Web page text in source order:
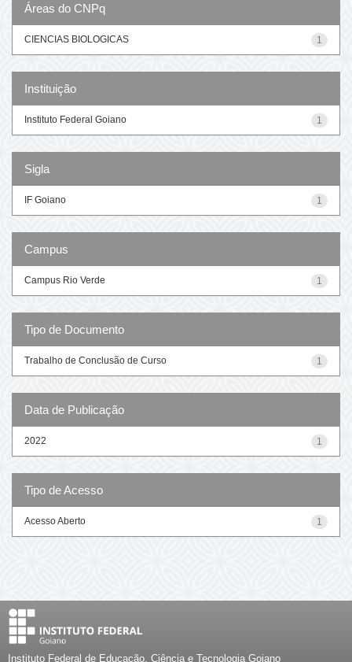
Áreas do CNPq
1
CIENCIAS BIOLOGICAS
Instituição
1
Instituto Federal Goiano
Sigla
1
IF Goiano
Campus
1
Campus Rio Verde
Tipo de Documento
1
Trabalho de Conclusão de Curso
Data de Publicação
1
2022
Tipo de Acesso
1
Acesso Aberto
Instituto Federal de Educação, Ciência e Tecnologia Goiano